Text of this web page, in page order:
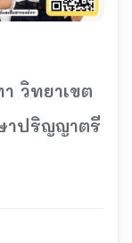
วิทยาเขต
ปริญญาตรี